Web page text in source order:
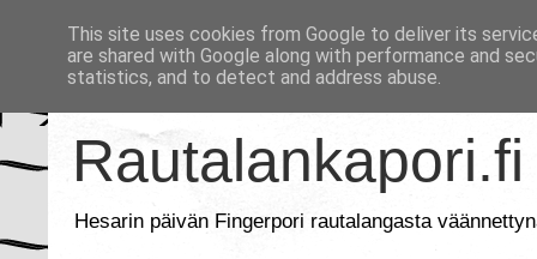
Rautalankapori.fi
Hesarin päivän Fingerpori rautalangasta
This site uses cookies from Google to deliver its
are shared with Google along with performance and
statistics, and to detect and address abuse.